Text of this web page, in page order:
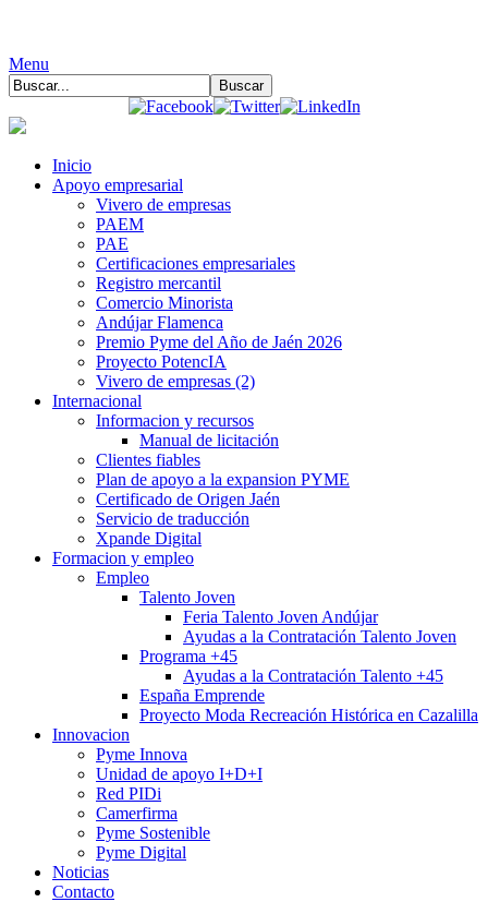
Menu
Inicio
Apoyo empresarial
Vivero de empresas
PAEM
PAE
Certificaciones empresariales
Registro mercantil
Comercio Minorista
Andújar Flamenca
Premio Pyme del Año de Jaén 2026
Proyecto PotencIA
Vivero de empresas (2)
Internacional
Informacion y recursos
Manual de licitación
Clientes fiables
Plan de apoyo a la expansion PYME
Certificado de Origen Jaén
Servicio de traducción
Xpande Digital
Formacion y empleo
Empleo
Talento Joven
Feria Talento Joven Andújar
Ayudas a la Contratación Talento Joven
Programa +45
Ayudas a la Contratación Talento +45
España Emprende
Proyecto Moda Recreación Histórica en Cazalilla
Innovacion
Pyme Innova
Unidad de apoyo I+D+I
Red PIDi
Camerfirma
Pyme Sostenible
Pyme Digital
Noticias
Contacto